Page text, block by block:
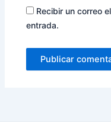
Recibir un correo
entrada.